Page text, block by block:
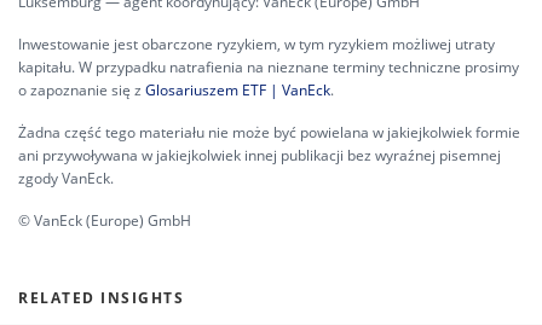
Inwestowanie jest obarczone ryzykiem, w tym ryzykiem możliwej utraty
kapitału. W przypadku natrafienia na nieznane terminy techniczne prosimy
o zapoznanie się z Glosariuszem ETF | VanEck.
Żadna część tego materiału nie może być powielana w jakiejkolwiek formie
ani przywoływana w jakiejkolwiek innej publikacji bez wyraźnej pisemnej
zgody VanEck.
© VanEck (Europe) GmbH
RELATED INSIGHTS